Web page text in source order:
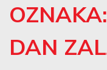
OZNAKA:
DAN